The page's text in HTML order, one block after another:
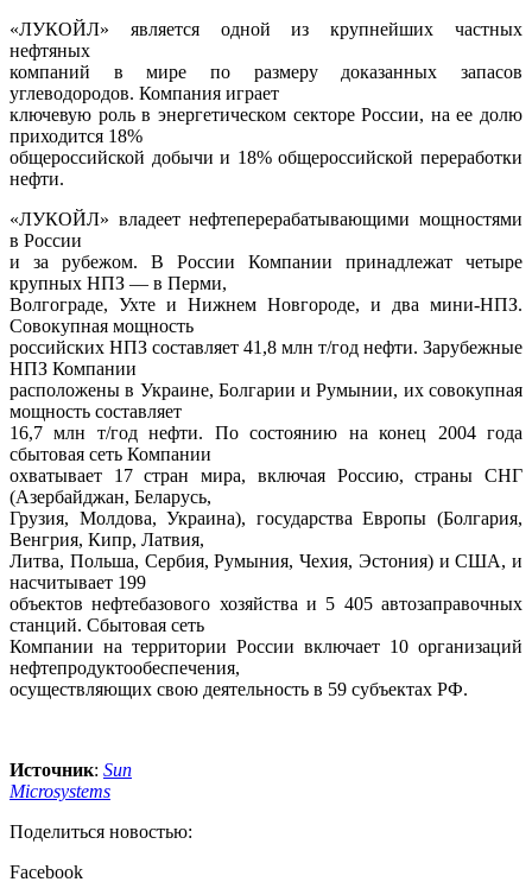
«ЛУКОЙЛ» является одной из крупнейших частных
нефтяных
компаний в мире по размеру доказанных запасов
углеводородов. Компания играет
ключевую роль в энергетическом секторе России, на ее долю
приходится 18%
общероссийской добычи и 18% общероссийской переработки
нефти.
«ЛУКОЙЛ» владеет нефтеперерабатывающими мощностями
в России
и за рубежом. В России Компании принадлежат четыре
крупных НПЗ — в Перми,
Волгограде, Ухте и Нижнем Новгороде, и два мини-НПЗ.
Совокупная мощность
российских НПЗ составляет 41,8 млн т/год нефти. Зарубежные
НПЗ Компании
расположены в Украине, Болгарии и Румынии, их совокупная
мощность составляет
16,7 млн т/год нефти. По состоянию на конец 2004 года
сбытовая сеть Компании
охватывает 17 стран мира, включая Россию, страны СНГ
(Азербайджан, Беларусь,
Грузия, Молдова, Украина), государства Европы (Болгария,
Венгрия, Кипр, Латвия,
Литва, Польша, Сербия, Румыния, Чехия, Эстония) и США, и
насчитывает 199
объектов нефтебазового хозяйства и 5 405 автозаправочных
станций. Сбытовая сеть
Компании на территории России включает 10 организаций
нефтепродуктообеспечения,
осуществляющих свою деятельность в 59 субъектах РФ.
Источник: Sun
Microsystems
Поделиться новостью:
Facebook